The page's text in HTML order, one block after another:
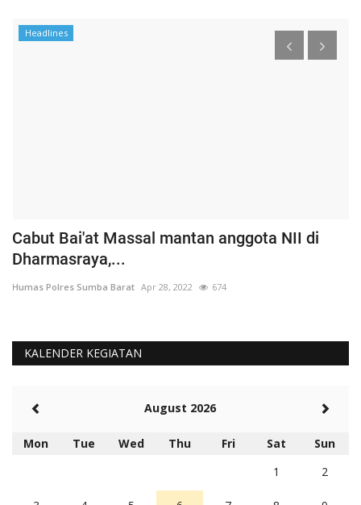
Headlines
Cabut Bai'at Massal mantan anggota NII di
Dharmasraya,...
Humas Polres Sumba Barat Apr 28, 2022 674
KALENDER KEGIATAN
August 2026
Mon Tue Wed Thu Fri Sat
Sun
1
2